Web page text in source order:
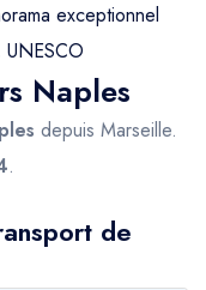
exceptionnel
Naples
depuis Marseille.
.
de